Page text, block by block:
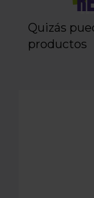
Quizás
productos